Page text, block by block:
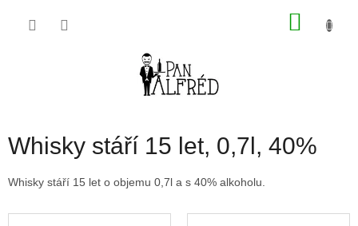
Whisky stáří 15 let, 0,7l, 40%
Whisky stáří 15 let o objemu 0,7l a s 40% alkoholu.